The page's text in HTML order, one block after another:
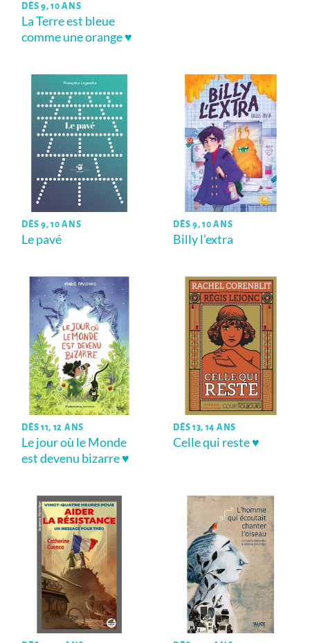
DÈS 9, 10 ANS
La Terre est bleue
comme une orange ♥
DÈS 9, 10 ANS
Le pavé
DÈS 9, 10 ANS
Billy l’extra
DÈS 11, 12 ANS
Le jour où le Monde
est devenu bizarre ♥
DÈS 13, 14 ANS
Celle qui reste ♥